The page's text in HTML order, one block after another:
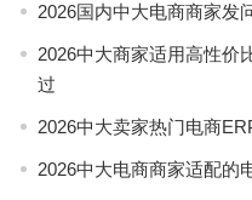
2026国内中大电商商家发
2026中大商家适用高性价
过
2026中大卖家热门电商
2026中大电商商家适配的